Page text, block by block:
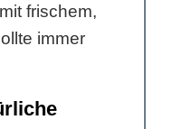
frischem,
immer